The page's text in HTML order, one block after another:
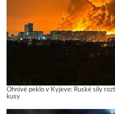
Ohnivé peklo v Kyjeve: Ruské sily
kusy